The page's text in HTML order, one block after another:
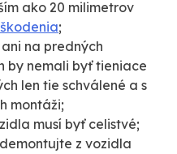
ako 20 milimetrov
;
na predných
by nemali byť tieniace
len tie schválené a s
montáži;
musí byť celistvé;
z vozidla